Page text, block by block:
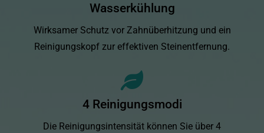
Wasserkühlung
Wirksamer Schutz vor Zahnüberhitzung und ein
Reinigungskopf zur effektiven Steinentfernung.
4 Reinigungsmodi
Die Reinigungsintensität können Sie über 4